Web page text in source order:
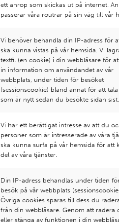
ett anrop som skickas ut på internet.
passerar våra routrar på sin väg till vår
Vi behöver behandla din IP-adress för
ska kunna vistas på vår hemsida. Vi
textfil (en cookie) i din webbläsare för
in information om användandet av vår
webbplats, under tiden för besöket
(sessionscookie) bland annat för att
som är nytt sedan du besökte sidan sist.
Vi har ett berättigat intresse av att du
personer som är intresserade av våra
ska kunna surfa på vår hemsida för att
del av våra tjänster.
Din IP-adress behandlas under tiden
besök på vår webbplats
Övriga cookies sparas till dess du
från din webbläsare. Genom att radera
eller stänga av funktionen i din